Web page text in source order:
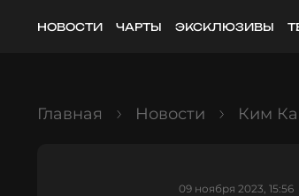
НОВОСТИ ЧАРТЫ ЭКСКЛЮЗИВЫ
Главная Новости Ким
09 ноября 2023, 15:56